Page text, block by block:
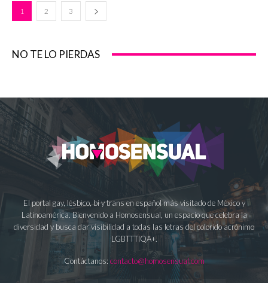
1 2 3
NO TE LO PIERDAS
El portal gay, lésbico, bi y trans en español más visitado de México y
Latinoamérica. Bienvenido a Homosensual, un espacio que celebra la
diversidad y busca dar visibilidad a todas las letras del colorido acrónimo
LGBTTTIQA+.
Contáctanos: contacto@homosensual.com